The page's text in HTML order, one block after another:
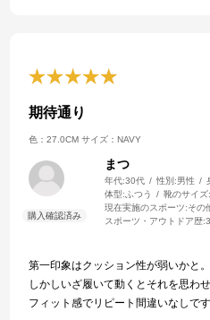
期待通り
色：27.0CM サイズ：NAVY
まつ
年代:30代 性別:男性
体型:ふつう 靴のサイズ
現在実施のスポーツ:その
スポーツ・アウトドア歴:
第一印象はクッション性が弱いかと。
しかしいざ履いて動くとそれを思わ
フィット感でリピート間違いなしです